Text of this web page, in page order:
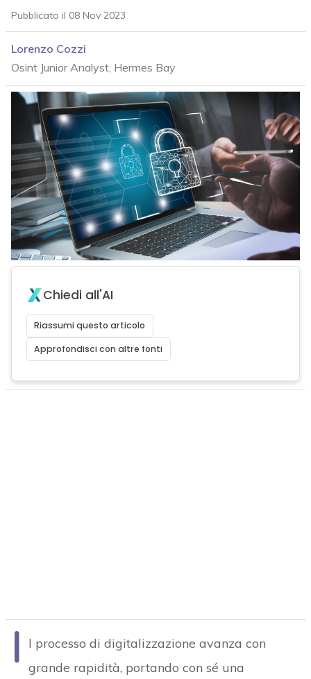
Pubblicato il 08 Nov 2023
Lorenzo Cozzi
Osint Junior Analyst, Hermes Bay
Chiedi all'AI
Riassumi questo articolo
Approfondisci con altre fonti
I
l processo di digitalizzazione avanza con
grande rapidità, portando con sé una